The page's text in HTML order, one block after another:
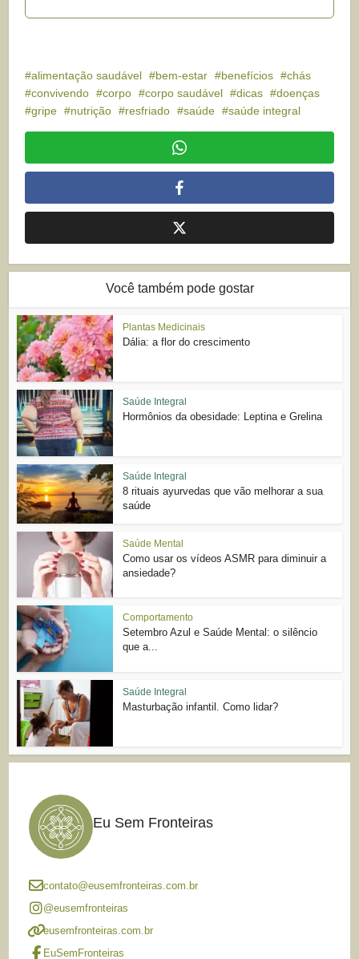
alimentação saudável bem-estar benefícios
chás
convivendo
corpo corpo saudável dicas
doenças
gripe
nutrição resfriado saúde saúde integral
Você também pode gostar
Plantas Medicinais
Dália: a flor do crescimento
Saúde Integral
Hormônios da obesidade: Leptina e Grelina
Saúde Integral
8 rituais ayurvedas que vão melhorar a sua
saúde
Saúde Mental
Como usar os vídeos ASMR para diminuir a
ansiedade?
Comportamento
Setembro Azul e Saúde Mental: o silêncio
que a...
Saúde Integral
Masturbação infantil. Como lidar?
Eu Sem Fronteiras
contato@eusemfronteiras.com.br
@eusemfronteiras
eusemfronteiras.com.br
EuSemFronteiras